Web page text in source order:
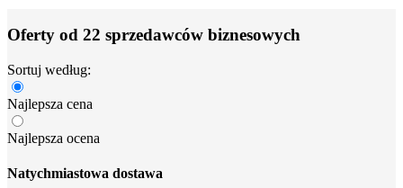
Oferty od 22 sprzedawców biznesowych
Sortuj według:
Najlepsza cena
Najlepsza ocena
Natychmiastowa dostawa